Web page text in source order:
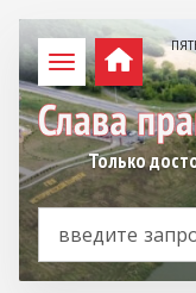
Только